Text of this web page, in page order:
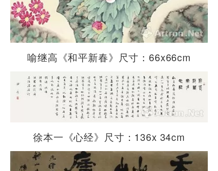
喻继高《和平新春》尺寸：66x66cm
徐本一《心经》尺寸：136x 34cm